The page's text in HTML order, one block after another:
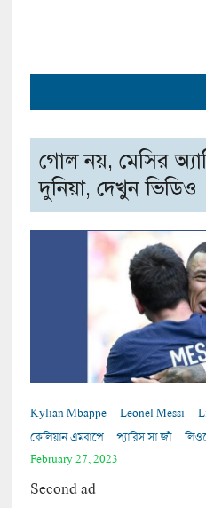
গোল নয়, মেসির
দুনিয়া, দেখুন ভিডিও
Kylian Mbappe Leonel Messi
কেলিয়ান এমবাপে
প্যারিস সা জাঁ
February 27, 2023
Second ad